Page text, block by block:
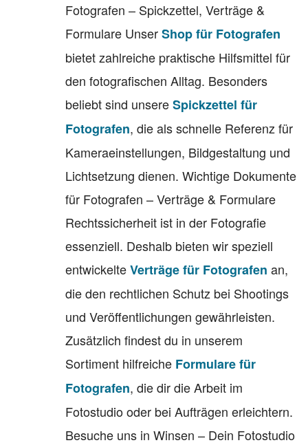
Fotografen – Spickzettel, Verträge &
Formulare UnserShop für Fotografen
bietet zahlreiche praktische Hilfsmittel für
den fotografischen Alltag. Besonders
beliebt sind unsereSpickzettel für
Fotografen, die als schnelle Referenz für
Kameraeinstellungen, Bildgestaltung und
Lichtsetzung dienen. Wichtige Dokumente
für Fotografen – Verträge & Formulare
Rechtssicherheit ist in der Fotografie
essenziell. Deshalb bieten wir speziell
entwickelteVerträge für Fotografen an,
die den rechtlichen Schutz bei Shootings
und Veröffentlichungen gewährleisten.
Zusätzlich findest du in unserem
Sortiment hilfreiche Formulare für
Fotografen, die dir die Arbeit im
Fotostudio oder bei Aufträgen erleichtern.
Besuche uns in Winsen – Dein Fotostudio